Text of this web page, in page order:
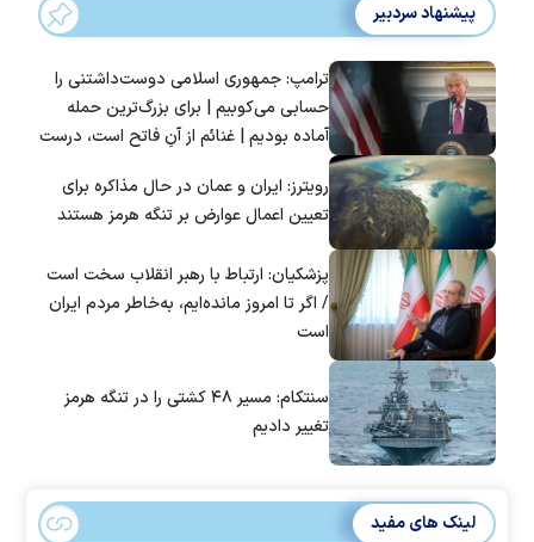
پیشنهاد سردبیر
ترامپ: جمهوری اسلامی دوست‌داشتنی را
حسابی می‌کوبیم | برای بزرگ‌ترین حمله
آماده بودیم | غنائم از آنِ فاتح است، درست
رویترز: ایران و عمان در حال مذاکره برای
تعیین اعمال عوارض بر تنگه هرمز هستند
پزشکیان: ارتباط با رهبر انقلاب سخت است
/ اگر تا امروز مانده‌ایم، به‌خاطر مردم ایران
است
سنتکام: مسیر ۴۸ کشتی را در تنگه هرمز
تغییر دادیم
لینک های مفید